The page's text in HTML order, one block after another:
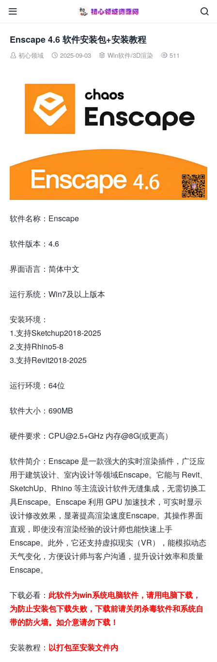


Enscape 4.6 软件安装包+安装教程
 初心领域  2025-09-03  Win软件/3D渲染  511
软件名称：Enscape
软件版本：4.6
界面语言：简体中文
运行系统：Win7及以上版本
安装环境：
1.支持Sketchup2018-2025
2.支持Rhino5-8
3.支持Revit2018-2025
运行环境：64位
软件大小：690MB
硬件要求：CPU@2.5+GHz 内存@8G(或更高）
软件简介：Enscape 是一款强大的实时渲染插件，广泛应
用于建筑设计、室内设计等领域Enscape。它能与 Revit、
SketchUp、Rhino 等主流设计软件无缝集成，无需切换工
具Enscape。Enscape 利用 GPU 加速技术，可实时显示
设计修改效果，显著提高渲染速度Enscape。其操作界面
直观，即使没有渲染经验的设计师也能快速上手
Enscape。此外，它还支持虚拟现实（VR），能模拟动态
天气变化，方便设计师与客户沟通，提升设计效率和质量
Enscape。
下载必看： 此软件为win系统电脑软件，请用电脑下载，
为防止安装包下载失败，下载前请关闭杀毒软件和系统自
带的防火墙。如介意请勿下载！
安装教程： 以打包至安装文件内